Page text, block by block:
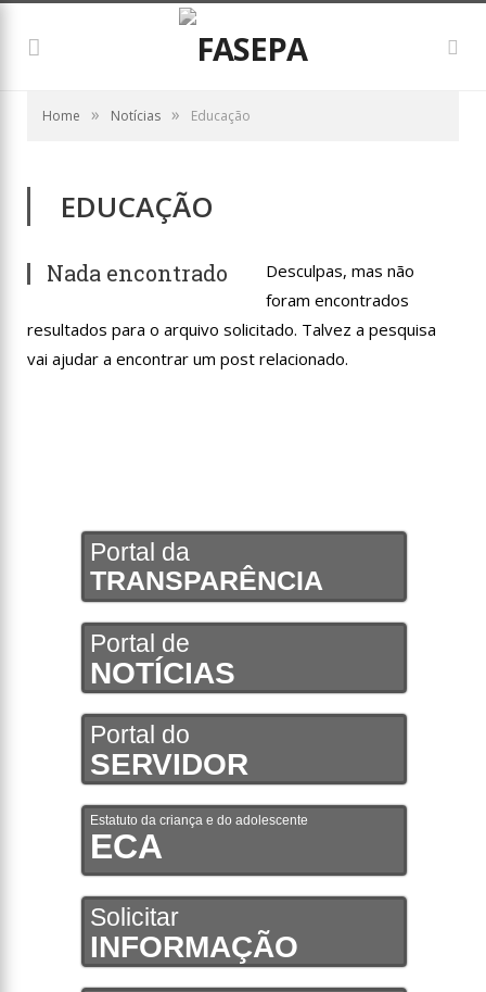
Home » Notícias » Educação
EDUCAÇÃO
Nada encontrado
Desculpas, mas não
foram encontrados
resultados para o arquivo solicitado. Talvez a pesquisa
vai ajudar a encontrar um post relacionado.
Portal da
TRANSPARÊNCIA
Portal de
NOTÍCIAS
Portal do
SERVIDOR
Estatuto da criança e do adolescente
ECA
Solicitar
INFORMAÇÃO